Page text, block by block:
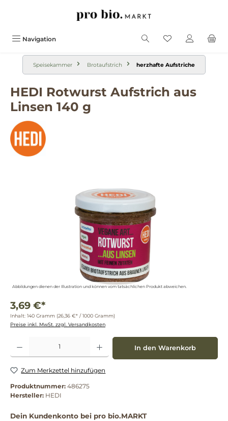
Navigation
Speisekammer Brotaufstrich herzhafte Aufstriche
HEDI Rotwurst Aufstrich aus
Linsen 140 g
Abbildungen dienen der Illustration und können vom tatsächlichen Produkt abweichen.
3,69 €*
Inhalt: 140 Gramm (26,36 €* / 1000 Gramm)
Preise inkl. MwSt. zzgl. Versandkosten
Produkt Anzahl: Gib den gewünschten Wert ein oder benutze die Schaltflächen um
In den Warenkorb
Zum Merkzettel hinzufügen
Produktnummer: 486275
Hersteller: HEDI
Dein Kundenkonto bei pro bio.MARKT